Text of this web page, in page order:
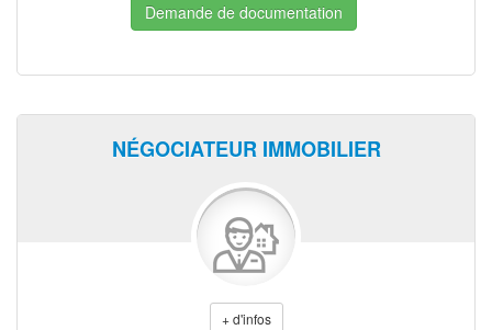
Demande de documentation
NÉGOCIATEUR IMMOBILIER
+ d'infos